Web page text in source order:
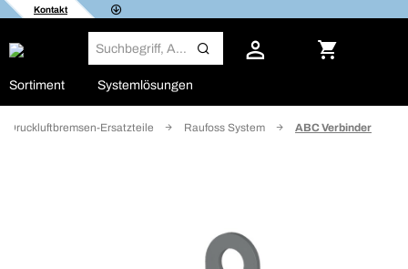
Kontakt
Sortiment Systemlösungen
Druckluftbremsen-Ersatzteile Raufoss System ABC Verbinder